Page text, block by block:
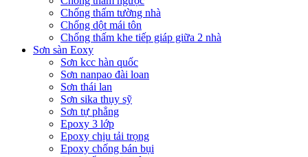
Chống thấm tường nhà
Chống dột mái tôn
Chống thấm khe tiếp giáp giữa 2 nhà
Sơn sàn Eoxy
Sơn kcc hàn quốc
Sơn nanpao đài loan
Sơn thái lan
Sơn sika thụy sỹ
Sơn tự phẳng
Epoxy 3 lớp
Epoxy chịu tải trọng
Epoxy chống bán bụi